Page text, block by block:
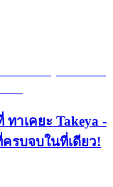
าเคยะ Takeya -
รบจบในที่เดียว!